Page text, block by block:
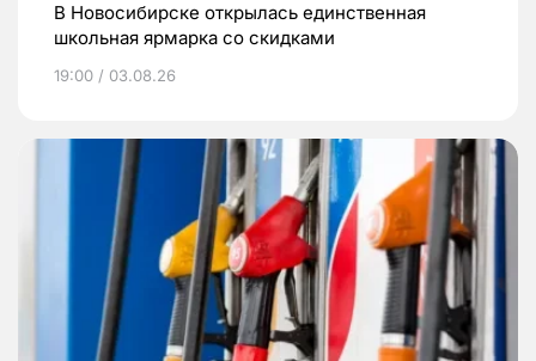
В Новосибирске открылась единственная
школьная ярмарка со скидками
19:00 / 03.08.26